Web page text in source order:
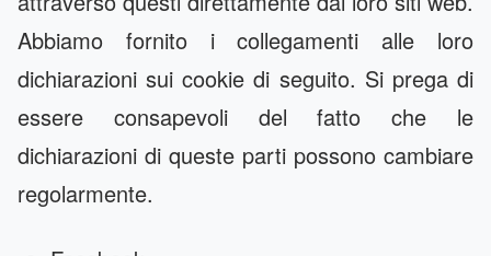
Abbiamo fornito i collegamenti alle loro
dichiarazioni sui cookie di seguito. Si prega di
essere consapevoli del fatto che le
dichiarazioni di queste parti possono cambiare
regolarmente.